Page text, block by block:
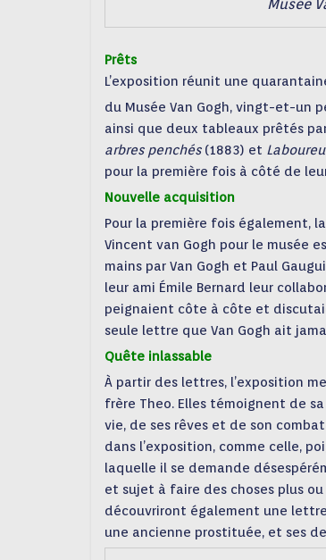
Musée
Prêts
L’exposition réunit une
du Musée Van Gogh, vingt-et-un
ainsi que deux tableaux prêtés
arbres penchés (1883) et
pour la première fois à côté de
Nouvelle acquisition
Pour la première fois également,
Vincent van Gogh pour le musée
mains par Van Gogh et Paul
leur ami Émile Bernard leur
peignaient côte à côte et
seule lettre que Van Gogh ait
Quête inlassable
À partir des lettres, l’exposition
frère Theo. Elles témoignent de
vie, de ses rêves et de son
dans l’exposition, comme celle,
laquelle il se demande
et sujet à faire des choses plus
découvriront également une
une ancienne prostituée, et ses